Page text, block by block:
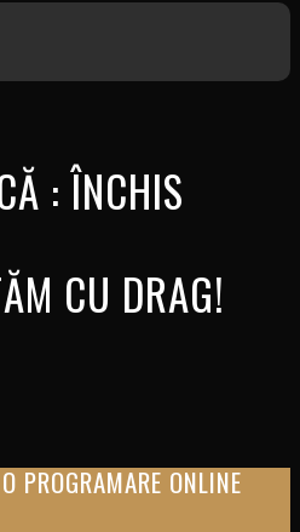
: ÎNCHIS
CU DRAG!
PROGRAMARE ONLINE